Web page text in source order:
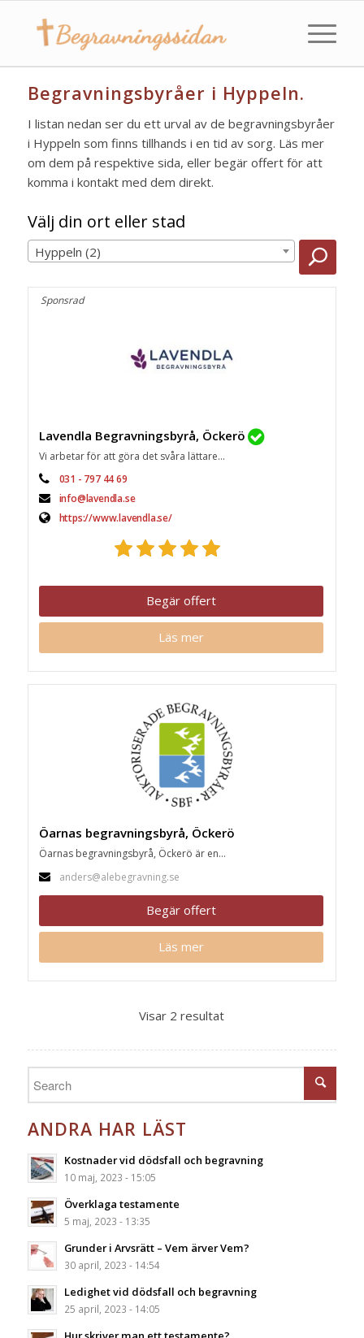
Begravningsbyråer i Hyppeln.
I listan nedan ser du ett urval av de begravningsbyråer
i Hyppeln som finns tillhands i en tid av sorg. Läs mer
om dem på respektive sida, eller begär offert för att
komma i kontakt med dem direkt.
Välj din ort eller stad
Hyppeln (2)
Sponsrad
Lavendla Begravningsbyrå, Öckerö
Vi arbetar för att göra det svåra lättare...
031 - 797 44 69
info@lavendla.se
https://www.lavendla.se/
Begär offert
Läs mer
Öarnas begravningsbyrå, Öckerö
Öarnas begravningsbyrå, Öckerö är en...
anders@alebegravning.se
Begär offert
Läs mer
Visar 2 resultat
ANDRA HAR LÄST
Kostnader vid dödsfall och begravning
10 maj, 2023 - 15:05
Överklaga testamente
5 maj, 2023 - 13:35
Grunder i Arvsrätt – Vem ärver Vem?
30 april, 2023 - 14:54
Ledighet vid dödsfall och begravning
25 april, 2023 - 14:05